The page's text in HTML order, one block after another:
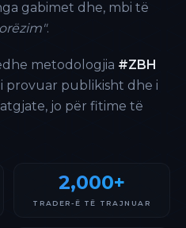
gabimet dhe, mbi të
.
metodologjia #ZBH
provuar publikisht dhe i
jo për fitime të
2,000+
TRADER-Ë TË TRAJNUAR